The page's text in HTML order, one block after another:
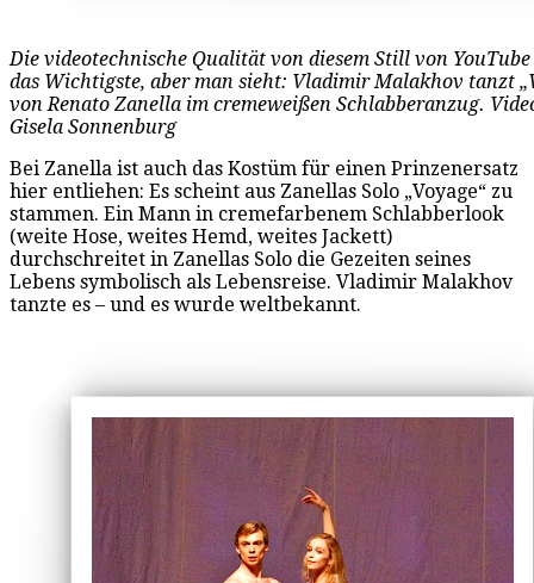
Die videotechnische Qualität von diesem Still von
das Wichtigste, aber man sieht: Vladimir Malakhov tanzt
von Renato Zanella im cremeweißen Schlabberanzug.
Gisela Sonnenburg
Bei Zanella ist auch das Kostüm für einen Prinzenersatz
hier entliehen: Es scheint aus Zanellas Solo „Voyage“ zu
stammen. Ein Mann in cremefarbenem Schlabberlook
(weite Hose, weites Hemd, weites Jackett)
durchschreitet in Zanellas Solo die Gezeiten seines
Lebens symbolisch als Lebensreise. Vladimir Malakhov
tanzte es – und es wurde weltbekannt.